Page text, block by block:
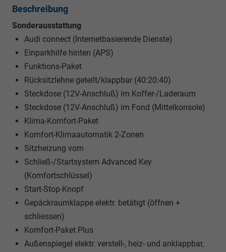
Beschreibung
Sonderausstattung
Audi connect (Internetbasierende Dienste)
Einparkhilfe hinten (APS)
Funktions-Paket
Rücksitzlehne geteilt/klappbar (40:20:40)
Steckdose (12V-Anschluß) im Koffer-/Laderaum
Steckdose (12V-Anschluß) im Fond (Mittelkonsole)
Klima-Komfort-Paket
Komfort-Klimaautomatik 2-Zonen
Sitzheizung vorn
Schließ-/Startsystem Advanced Key
(Komfortschlüssel)
Start-Stop-Knopf
Gepäckraumklappe elektr. betätigt (öffnen +
schliessen)
Komfort-Paket Plus
Außenspiegel elektr. verstell-, heiz- und anklappbar,